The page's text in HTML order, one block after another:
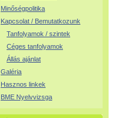
Minőségpolitika
Kapcsolat / Bemutatkozunk
Tanfolyamok / szintek
Céges tanfolyamok
Állás ajánlat
Galéria
Hasznos linkek
BME Nyelvvizsga